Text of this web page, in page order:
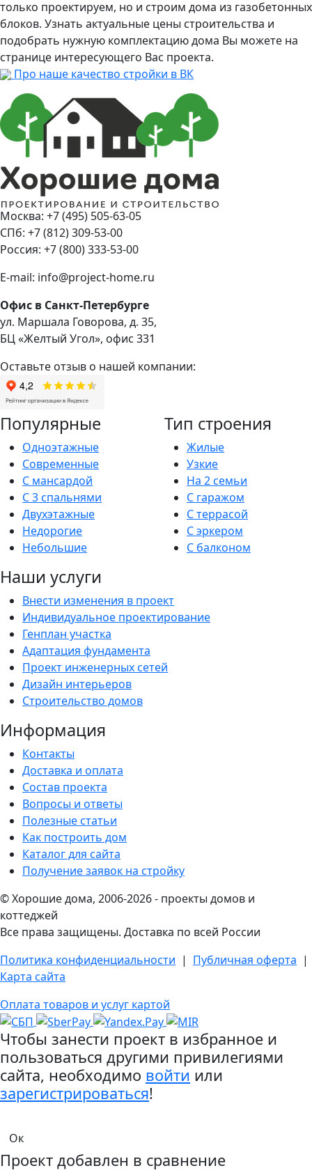
только проектируем, но и строим дома из газобетонных
блоков. Узнать актуальные цены строительства и
подобрать нужную комплектацию дома Вы можете на
странице интересующего Вас проекта.
Про наше качество стройки в ВК
Москва: +7 (495) 505-63-05
СПб: +7 (812) 309-53-00
Россия: +7 (800) 333-53-00
E-mail: info@project-home.ru
Офис в Санкт-Петербурге
ул. Маршала Говорова, д. 35,
БЦ «Желтый Угол», офис 331
Оставьте отзыв о нашей компании:
Популярные Тип строения
Одноэтажные
Современные
С мансардой
С 3 спальнями
Двухэтажные
Недорогие
Небольшие
Жилые
Узкие
На 2 семьи
С гаражом
С террасой
С эркером
С балконом
Наши услуги
Внести изменения в проект
Индивидуальное проектирование
Генплан участка
Адаптация фундамента
Проект инженерных сетей
Дизайн интерьеров
Строительство домов
Информация
Контакты
Доставка и оплата
Состав проекта
Вопросы и ответы
Полезные статьи
Как построить дом
Каталог для сайта
Получение заявок на стройку
© Хорошие дома, 2006-2026 - проекты домов и
коттеджей
Все права защищены. Доставка по всей России
Политика конфиденциальности | Публичная оферта |
Карта сайта
Оплата товаров и услуг картой
Чтобы занести проект в избранное и
пользоваться другими привилегиями
сайта, необходимо войти или
зарегистрироваться!
Проект добавлен в сравнение